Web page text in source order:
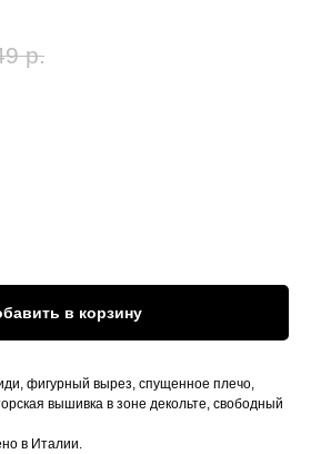
р.
в корзину
фигурный вырез, спущенное плечо,
вышивка в зоне декольте, свободный
в Италии.